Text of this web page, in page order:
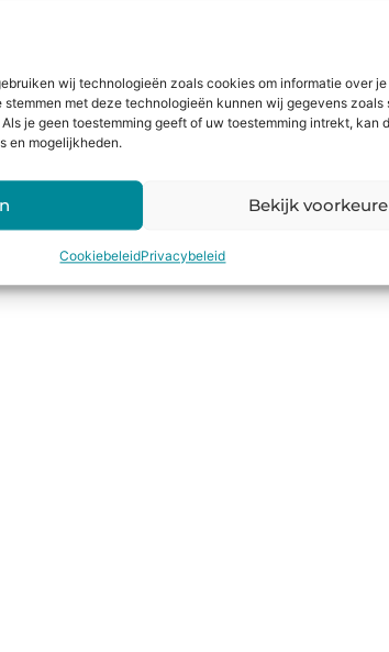
wij technologieën zoals cookies om informatie over
met deze technologieën kunnen wij gegevens zoals
je geen toestemming geeft of uw toestemming intrekt, kan
en mogelijkheden.
Bekijk
CookiebeleidPrivacybeleid